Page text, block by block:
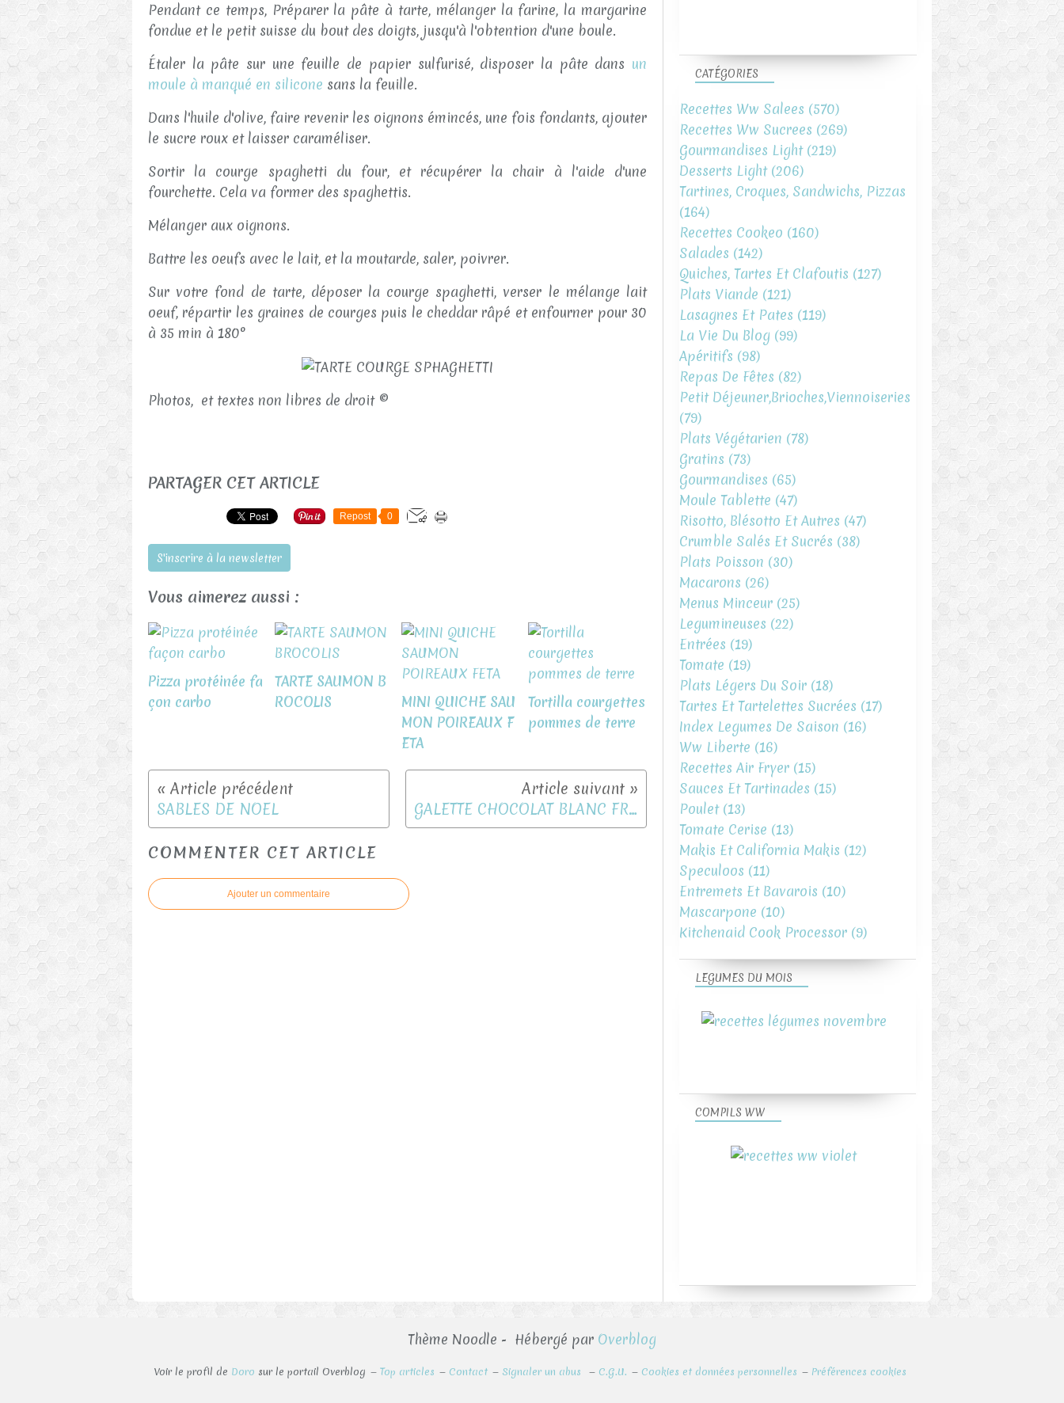
Pendant ce temps, Préparer la pâte à tarte, mélanger la farine, la margarine
fondue et le petit suisse du bout des doigts, jusqu'à l'obtention d'une boule.
Étaler la pâte sur une feuille de papier sulfurisé, disposer la pâte dans un
moule à manqué en silicone sans la feuille.
Dans l'huile d'olive, faire revenir les oignons émincés, une fois fondants, ajouter
le sucre roux et laisser caraméliser.
Sortir la courge spaghetti du four, et récupérer la chair à l'aide d'une
fourchette. Cela va former des spaghettis.
Mélanger aux oignons.
Battre les oeufs avec le lait, et la moutarde, saler, poivrer.
Sur votre fond de tarte, déposer la courge spaghetti, verser le mélange lait
oeuf, répartir les graines de courges puis le cheddar râpé et enfourner pour 30
à 35 min à 180°
Photos, et textes non libres de droit ©
PARTAGER CET ARTICLE
Repost 0
S'inscrire à la newsletter
Vous aimerez aussi :
Pizza protéinée fa
çon carbo
TARTE SAUMON B
ROCOLIS
MINI QUICHE SAU
MON POIREAUX F
ETA
Tortilla courgettes
pommes de terre
SABLES DE NOEL GALETTE CHOCOLAT BLANC FRAMBOISES
COMMENTER CET ARTICLE
Ajouter un commentaire
CATÉGORIES
Recettes Ww Salees (570)
Recettes Ww Sucrees (269)
Gourmandises Light(219)
Desserts Light(206)
Tartines, Croques, Sandwichs, Pizzas
(164)
Recettes Cookeo (160)
Salades (142)
Quiches, Tartes Et Clafoutis (127)
Plats Viande (121)
Lasagnes Et Pates (119)
La Vie Du Blog (99)
Apéritifs (98)
Repas De Fêtes (82)
Petit Déjeuner,brioches,viennoiseries
(79)
Plats Végétarien (78)
Gratins (73)
Gourmandises (65)
Moule Tablette (47)
Risotto, Blésotto Et Autres (47)
Crumble Salés Et Sucrés (38)
Plats Poisson (30)
Macarons (26)
Menus Minceur (25)
Legumineuses (22)
Entrées (19)
Tomate (19)
Plats Légers Du Soir (18)
Tartes Et Tartelettes Sucrées (17)
Index Legumes De Saison (16)
Ww Liberte (16)
Recettes Air Fryer (15)
Sauces Et Tartinades (15)
Poulet(13)
Tomate Cerise (13)
Makis Et California Makis (12)
Speculoos (11)
Entremets Et Bavarois (10)
Mascarpone (10)
Kitchenaid Cook Processor (9)
LEGUMES DU MOIS
COMPILS WW
Thème Noodle - Hébergé par Overblog
Voir le profil de Doro sur le portail Overblog Top articles Contact Signaler un abus C.G.U. Cookies et données personnelles Préférences cookies